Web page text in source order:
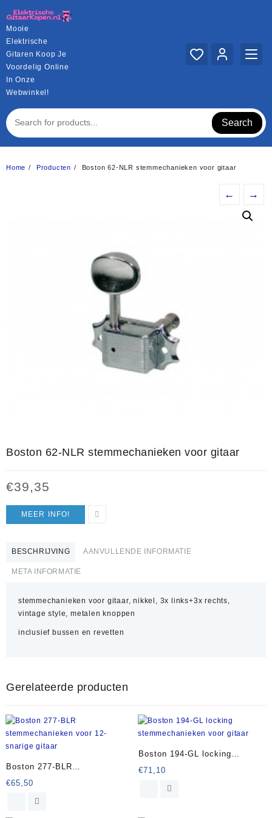
naar
de
inhoud
Mooie
Elektrische
Gitaren Koop Je
Voordelig Online
In Onze
Webwinkel!
Search
Home Producten Boston 62-NLR stemmechanieken voor gitaar
← →
Boston 62-NLR stemmechanieken voor gitaar
€39,35
MEER INFO!
BESCHRIJVING AANVULLENDE INFORMATIE
META INFORMATIE
stemmechanieken voor gitaar, nikkel, 3x links+3x rechts,
vintage style, metalen knoppen
inclusief bussen en revetten
Gerelateerde producten
Boston 277-BLR
stemmechanieken voor 12-
snarige gitaar
€65,50
Boston 194-GL locking
stemmechanieken voor gitaar
€71,10